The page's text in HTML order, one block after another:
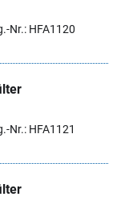
Nr.: HFA1120
Nr.: HFA1121